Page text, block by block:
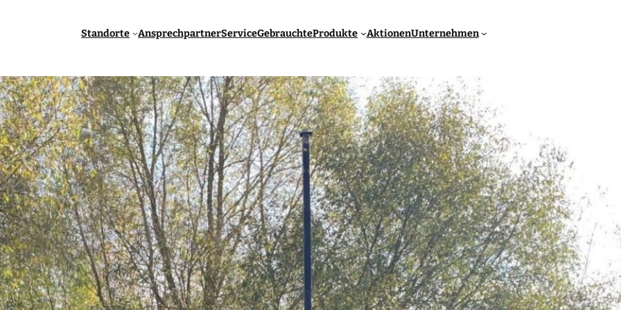
Standorte AnsprechpartnerServiceGebrauchteProdukte AktionenUnternehmen